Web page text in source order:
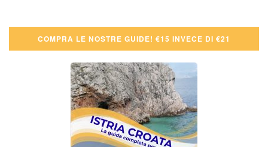
COMPRA LE NOSTRE GUIDE! €15 INVECE DI €21